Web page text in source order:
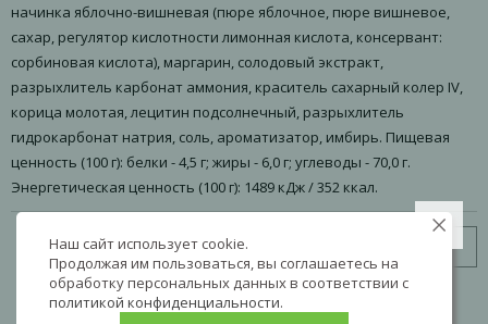
начинка яблочно-вишневая (пюре яблочное, пюре вишневое,
сахар, регулятор кислотности лимонная кислота, консервант:
сорбиновая кислота), маргарин, солодовый экстракт,
разрыхлитель карбонат аммония, краситель сахарный колер IV,
корица молотая, лецитин подсолнечный, разрыхлитель
гидрокарбонат натрия, соль, ароматизатор, имбирь. Пищевая
ценность (100 г): белки - 4,5 г; жиры - 6,0 г; углеводы - 70,0 г.
Энергетическая ценность (100 г): 1489 кДж / 352 ккал.
Узнать цену
Наш сайт использует cookie.
Продолжая им пользоваться, вы соглашаетесь на
обработку персональных данных в соответствии с
политикой конфиденциальности.